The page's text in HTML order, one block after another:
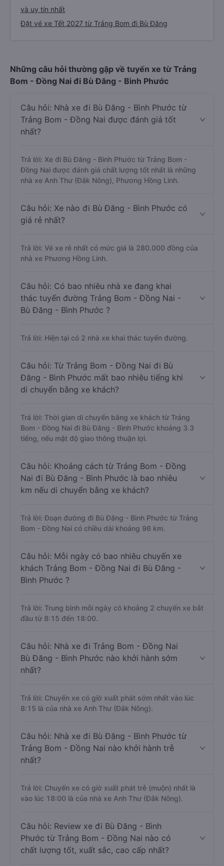
và uy tín nhất
Đặt vé xe Tết 2027 từ Trảng Bom đi Bù Đăng
Những câu hỏi thường gặp về tuyến xe từ Trảng
Bom - Đồng Nai đi Bù Đăng - Bình Phước
Câu hỏi: Nhà xe đi Bù Đăng - Bình Phước từ
Trảng Bom - Đồng Nai được đánh giá tốt
nhất?
Trả lời: Xe đi Bù Đăng - Bình Phước từ Trảng Bom -
Đồng Nai được đánh giá chất lượng tốt nhất là những
nhà xe Anh Thư (Đắk Nông), Phương Hồng Linh.
Câu hỏi: Xe nào đi Bù Đăng - Bình Phước có
giá rẻ nhất?
Trả lời: Vé xe rẻ nhất có mức giá là 280.000 đồng của
nhà xe Phương Hồng Linh.
Câu hỏi: Có bao nhiêu nhà xe đang khai
thác tuyến đường Trảng Bom - Đồng Nai -
Bù Đăng - Bình Phước ?
Trả lời: Hiện tại có 2 nhà xe khai thác tuyến đường.
Câu hỏi: Từ Trảng Bom - Đồng Nai đi Bù
Đăng - Bình Phước mất bao nhiêu tiếng khi
di chuyển bằng xe khách?
Trả lời: Thời gian di chuyển bằng xe khách từ Trảng
Bom - Đồng Nai đi Bù Đăng - Bình Phước khoảng 3.3
tiếng, nếu mật độ giao thông thuận lợi.
Câu hỏi: Khoảng cách từ Trảng Bom - Đồng
Nai đi Bù Đăng - Bình Phước là bao nhiêu
km nếu di chuyển bằng xe khách?
Trả lời: Đoạn đường đi Bù Đăng - Bình Phước từ Trảng
Bom - Đồng Nai có chiều dài khoảng 96 km.
Câu hỏi: Mỗi ngày có bao nhiêu chuyến xe
khách Trảng Bom - Đồng Nai đi Bù Đăng -
Bình Phước ?
Trả lời: Trung bình mỗi ngày có khoảng 2 chuyến xe bắt
đầu từ 8:15 đến 18:00.
Câu hỏi: Nhà xe đi Trảng Bom - Đồng Nai
Bù Đăng - Bình Phước nào khởi hành sớm
nhất?
Trả lời: Chuyến xe có giờ xuất phát sớm nhất vào lúc
8:15 là của nhà xe Anh Thư (Đắk Nông).
Câu hỏi: Nhà xe đi Bù Đăng - Bình Phước từ
Trảng Bom - Đồng Nai nào khởi hành trễ
nhất?
Trả lời: Chuyến xe có giờ xuất phát trễ (muộn) nhất là
vào lúc 18:00 là của nhà xe Anh Thư (Đắk Nông).
Câu hỏi: Review xe đi Bù Đăng - Bình
Phước từ Trảng Bom - Đồng Nai nào có
chất lượng tốt, xuất sắc, cao cấp nhất?